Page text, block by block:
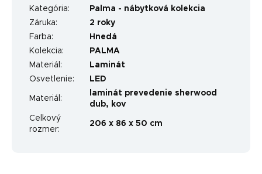
Kategória:
Palma - nábytková kolekcia
Záruka:
2 roky
Farba:
Hnedá
Kolekcia:
PALMA
Materiál :
Laminát
Osvetlenie: LED
Materiál :
laminát prevedenie sherwood
dub, kov
Celkový
rozmer:
206 x 86 x 50 cm